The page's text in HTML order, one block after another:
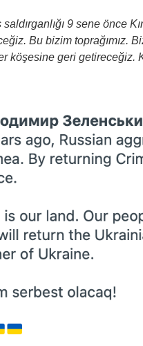
saldırganlığı 9 sene önce
Bu bizim toprağımız.
köşesine geri getireceğiz.